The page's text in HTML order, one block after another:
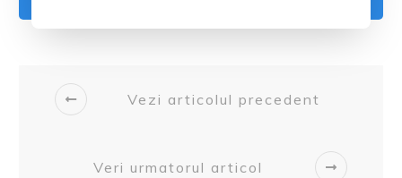
Vezi articolul precedent
Veri urmatorul articol